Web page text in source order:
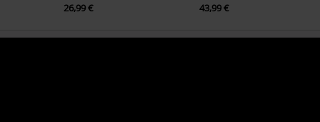
26,99 € 43,99 €